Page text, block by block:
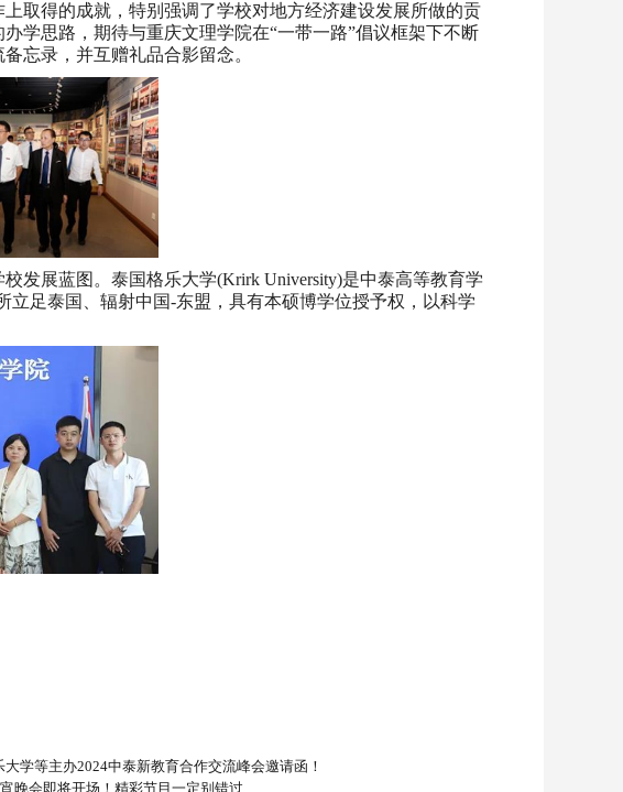
取得的成就，特别强调了学校对地方经济建设发展所做的贡
学思路，期待与重庆文理学院在“一带一路”倡议框架下不断
忘录，并互赠礼品合影留念。
发展蓝图。泰国格乐大学(Krirk University)是中泰高等教育学
立足泰国、辐射中国-东盟，具有本硕博学位授予权，以科学
大学等主办2024中泰新教育合作交流峰会邀请函！
晚会即将开场！精彩节目一定别错过